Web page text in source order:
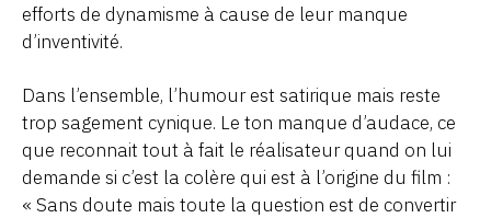
efforts de dynamisme à cause de leur manque
d’inventivité.
Dans l’ensemble, l’humour est satirique mais reste
trop sagement cynique. Le ton manque d’audace, ce
que reconnait tout à fait le réalisateur quand on lui
demande si c’est la colère qui est à l’origine du film :
« Sans doute mais toute la question est de convertir